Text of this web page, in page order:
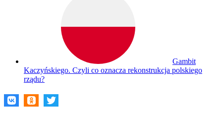
Gambit
Kaczyńskiego. Czyli co oznacza rekonstrukcja polskiego
rządu?